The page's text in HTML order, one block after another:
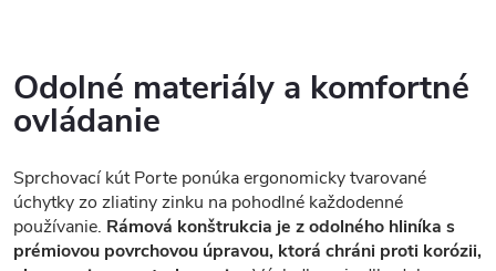
Odolné materiály a komfortné
ovládanie
Sprchovací kút Porte ponúka ergonomicky tvarované
úchytky zo zliatiny zinku na pohodlné každodenné
používanie. Rámová konštrukcia je z odolného hliníka s
prémiovou povrchovou úpravou, ktorá chráni proti korózii,